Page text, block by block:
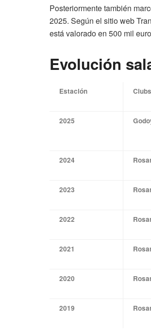
Posteriormente también
2025. Según el sitio web
está valorado en 500 mil
Evolución
Estación Clubs
2025
2024
2023
2022
2021
2020
2019